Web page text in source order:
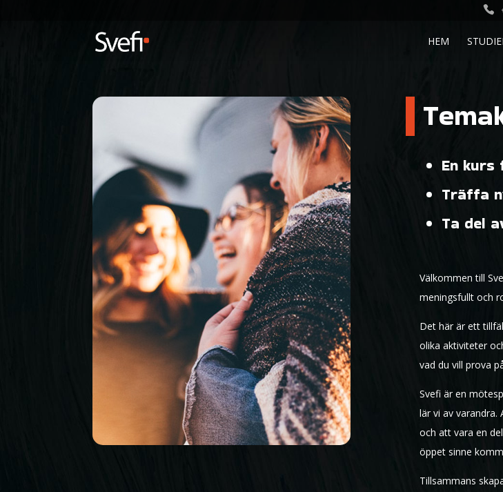
HEM
En
Träffa
Ta del
Välkommen till
meningsfullt och
Det här är ett
olika aktiviteter
vad du vill prova
Svefi är en
lär vi av
och att vara en
öppet sinne
Tillsammans